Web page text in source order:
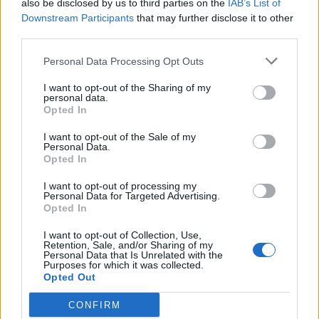
also be disclosed by us to third parties on the IAB’s List of
Downstream Participants that may further disclose it to other
Personal Data Processing Opt Outs
I want to opt-out of the Sharing of my
personal data.
Opted In
I want to opt-out of the Sale of my
Personal Data.
Opted In
I want to opt-out of processing my
Personal Data for Targeted Advertising.
Opted In
I want to opt-out of Collection, Use,
Retention, Sale, and/or Sharing of my
Personal Data that Is Unrelated with the
Purposes for which it was collected.
Opted Out
CONFIRM
pelo qual os circuitos neurais se reorganizam em
resposta às experiências.
“O principal desafio é preservar a capacidade de reflexão
profunda em um contexto marcado pela abundância de
informações e pela rápida evolução tecnológica. O
potencial cognitivo humano permanece, mas o seu
desenvolvimento depende de como o cérebro é
exercitado no cotidiano”, finalizou Fabiano de Abreu
Ígor Lopes
O “Millennium Estoril Open 2026” decorreu entre os
dias 18 e 26 de julho, no Clube de Ténis do Estoril, em
Cascais, a oeste de Lisboa, assinalando o regresso da
competição ao circuito “ATP Tour” na categoria “ATP
250”, depois de, na edição anterior, ter integrado o
conquistou o primeiro título ATP da carreira ao
derrotar o belga Alexander Blockx na final, encerrando
forte presença de tenistas portugueses e pela projeção
internacional do evento.
O torneio arrancou com a fase de qualificação, nos dias
18 e 19 de julho, reunindo dezenas de atletas em busca
de um lugar no quadro principal. A cerimónia de
abertura contou com a presença do presidente da
Câmara Municipal de Cascais, Nuno Piteira Lopes,